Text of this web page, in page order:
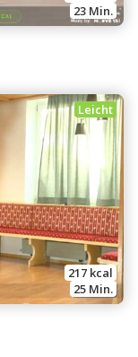
23 Min.
Leicht
217 kcal
25 Min.